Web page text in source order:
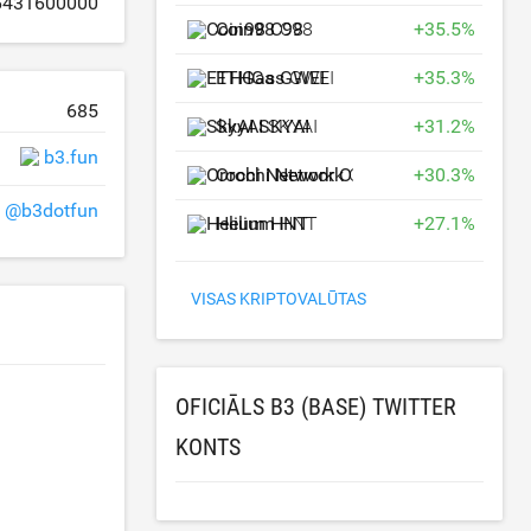
685
b3.fun
@b3dotfun
Coin98C98 +35.5%
ETHGasGWEI +35.3%
SkyAISKYAI +31.2%
Orochi NetworkON +30.3%
HeliumHNT +27.1%
VISAS KRIPTOVALŪTAS
OFICIĀLS B3 (BASE) TWITTER
KONTS